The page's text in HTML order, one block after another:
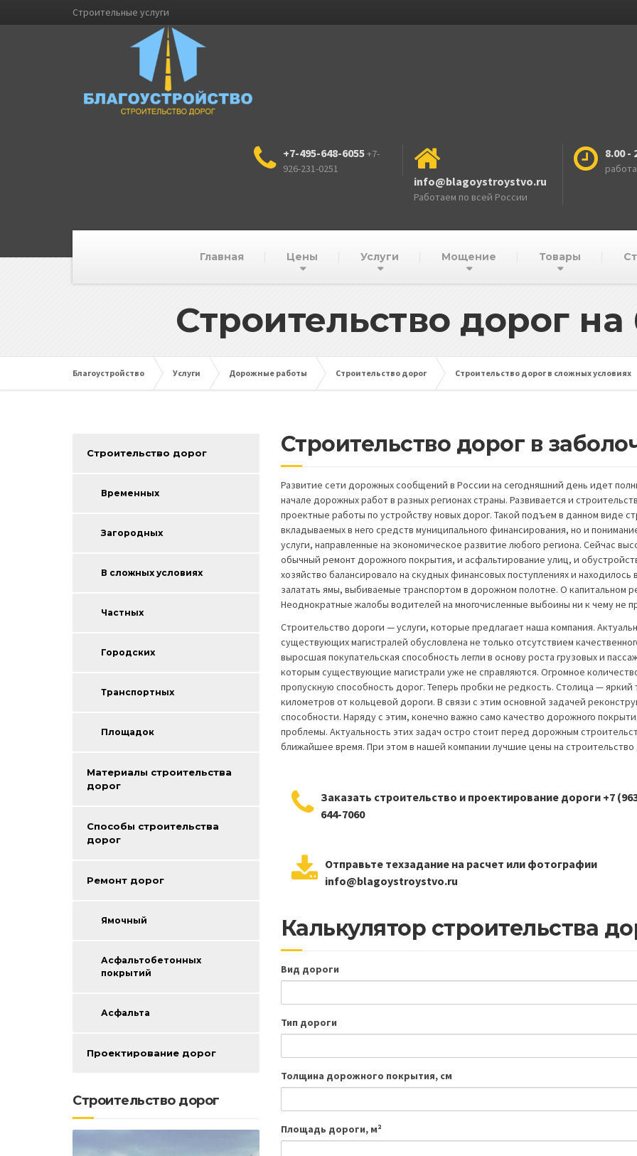
Строительные услуги
+7-495-648-6055+7-
926-231-0251
info@blagoystroystvo.ru
Работаем по всей России
8.00 -
Главная Цены Услуги Мощение Товары
Строительство дорог на
Благоустройство Услуги Дорожные работы Строительство дорог Строительство дорог в сложных условиях
Строительство дорог в
Развитие сети дорожных сообщений в России на сегодняшний день идет
начале дорожных работ в разных регионах страны. Развивается и
проектные работы по устройству новых дорог. Такой подъем в данном виде
вкладываемых в него средств муниципального финансирования, но и
услуги, направленные на экономическое развитие любого региона. Сейчас
обычный ремонт дорожного покрытия, и асфальтирование улиц, и
хозяйство балансировало на скудных финансовых поступлениях и
залатать ямы, выбиваемые транспортом в дорожном полотне. О капитальном
Неоднократные жалобы водителей на многочисленные выбоины ни к чему не
Строительство дороги — услуги, которые предлагает наша компания.
существующих магистралей обусловлена не только отсутствием
выросшая покупательская способность легли в основу роста грузовых и
которым существующие магистрали уже не справляются. Огромное
пропускную способность дорог. Теперь пробки не редкость. Столица —
километров от кольцевой дороги. В связи с этим основной задачей
способности. Наряду с этим, конечно важно само качество дорожного
проблемы. Актуальность этих задач остро стоит перед дорожным
ближайшее время. При этом в нашей компании лучшие цены на строительство
Заказать строительство и проектирование дороги +7
644-7060
Отправьте техзадание на расчет или фотографии
info@blagoystroystvo.ru
Калькулятор строительства
Вид дороги
Тип дороги
Толщина дорожного покрытия, см
Площадь дороги, м²
Строительство дорог
Временных
Загородных
В сложных условиях
Частных
Городских
Транспортных
Площадок
Материалы строительства
дорог
Способы строительства
дорог
Ремонт дорог
Ямочный
Асфальтобетонных
покрытий
Асфальта
Проектирование дорог
Строительство дорог